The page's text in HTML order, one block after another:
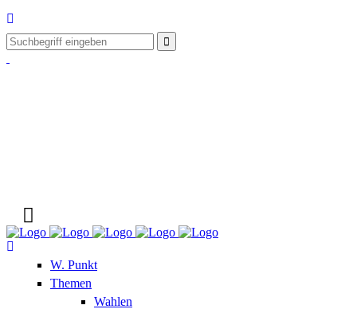
W. Punkt
Themen
Wahlen